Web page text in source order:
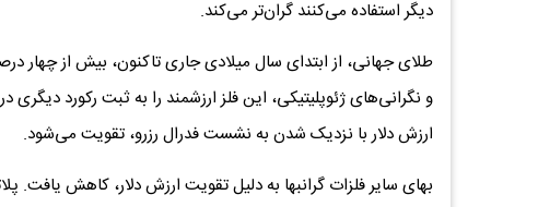
دیگر استفاده می‌کنند گران‌تر می‌کند.
طلای جهانی، از ابتدای سال میلادی جاری تاکنون، بیش از چهار
و نگرانی‌های ژئوپلیتیکی، این فلز ارزشمند را به ثبت رکورد
ارزش دلار با نزدیک شدن به نشست فدرال رزرو، تقویت می‌شود.